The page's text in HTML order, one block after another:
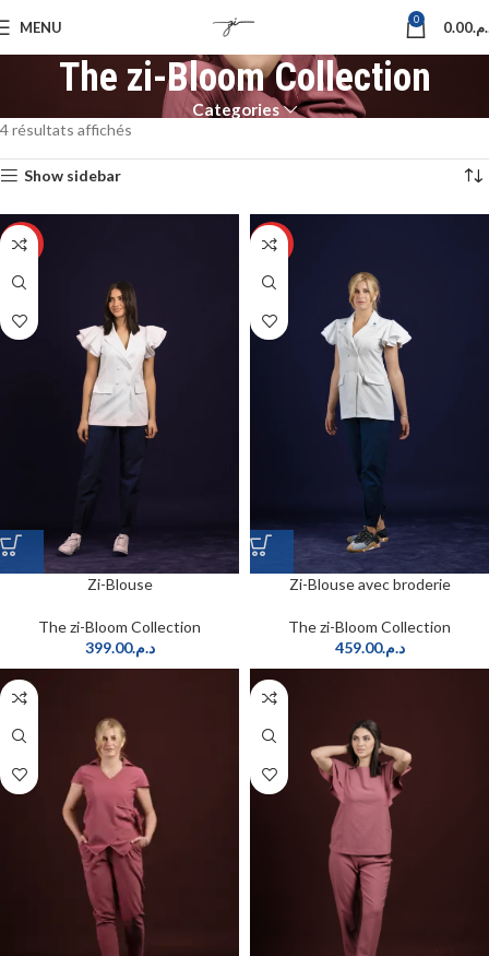
MENU 0 0.00
The zi-Bloom Collection
Categories
4 résultats affichés
Show sidebar
HOT
Zi-Blouse
The zi-Bloom Collection
د.م.399.00
HOT
Zi-Blouse avec broderie
The zi-Bloom Collection
د.م.459.00